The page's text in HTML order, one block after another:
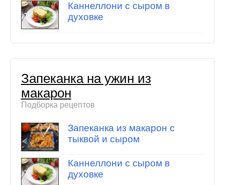
Каннеллони с сыром в
духовке
Запеканка на ужин из
макарон
Подборка рецептов
Запеканка из макарон с
тыквой и сыром
Каннеллони с сыром в
духовке